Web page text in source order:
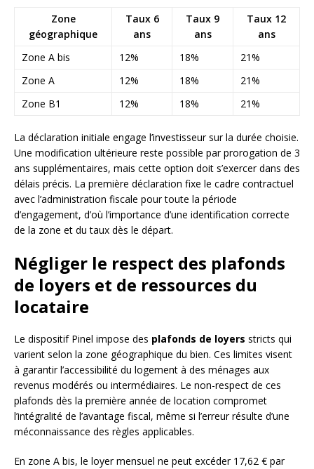
Zone
géographique
Taux 6
ans
Taux 9
ans
Taux 12
ans
Zone A bis
12% 18%
21%
Zone A
12% 18%
21%
Zone B1
12% 18% 21%
La déclaration initiale engage l’investisseur sur la durée choisie.
Une modification ultérieure reste possible par prorogation de 3
ans supplémentaires, mais cette option doit s’exercer dans des
délais précis. La première déclaration fixe le cadre contractuel
avec l’administration fiscale pour toute la période
d’engagement, d’où l’importance d’une identification correcte
de la zone et du taux dès le départ.
Négliger le respect des plafonds
de loyers et de ressources du
locataire
Le dispositif Pinel impose des plafonds de loyers stricts qui
varient selon la zone géographique du bien. Ces limites visent
à garantir l’accessibilité du logement à des ménages aux
revenus modérés ou intermédiaires. Le non-respect de ces
plafonds dès la première année de location compromet
l’intégralité de l’avantage fiscal, même si l’erreur résulte d’une
méconnaissance des règles applicables.
En zone A bis, le loyer mensuel ne peut excéder 17,62 € par